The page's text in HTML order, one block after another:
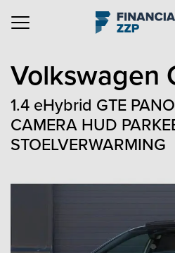
Navigation
Volkswagen
1.4 eHybrid GTE
CAMERA HUD
STOELVERWARMING